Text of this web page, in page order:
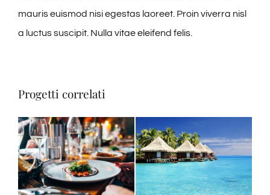
mauris euismod nisi egestas laoreet. Proin viverra nisl
a luctus suscipit. Nulla vitae eleifend felis.
Progetti correlati